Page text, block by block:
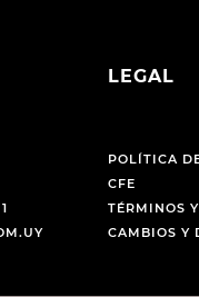
LEGAL
POLÍTICA
CFE
TÉRMINOS
CAMBIOS Y